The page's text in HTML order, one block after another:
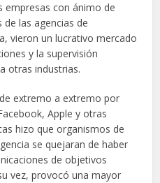
empresas con ánimo de
las agencias de
vieron un lucrativo mercado
y la supervisión
otras industrias.
extremo a extremo por
Apple y otras
hizo que organismos de
se quejaran de haber
de objetivos
vez, provocó una mayor